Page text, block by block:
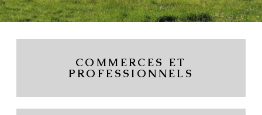
COMMERCES ET
PROFESSIONNELS